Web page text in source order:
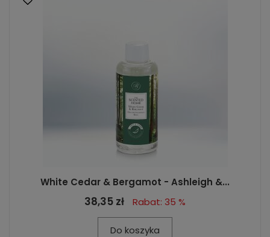
White Cedar & Bergamot - Ashleigh &...
38,35 zł Rabat: 35 %
Do koszyka